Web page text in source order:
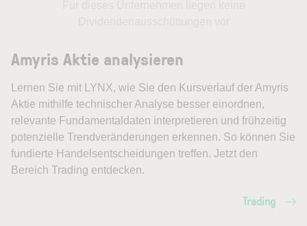
Amyris Aktie analysieren
Lernen Sie mit LYNX, wie Sie den Kursverlauf der Amyris
Aktie mithilfe technischer Analyse besser einordnen,
relevante Fundamentaldaten interpretieren und frühzeitig
potenzielle Trendveränderungen erkennen. So können Sie
fundierte Handelsentscheidungen treffen. Jetzt den
Bereich Trading entdecken.
Trading